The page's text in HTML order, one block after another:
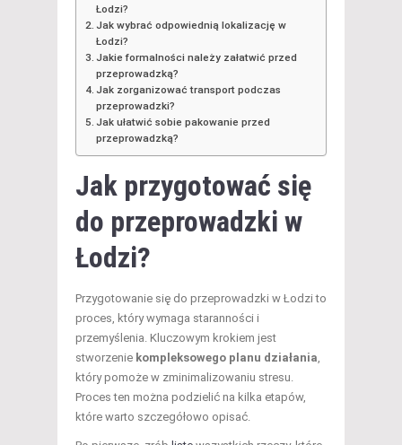
Łodzi?
Jak wybrać odpowiednią lokalizację w
Łodzi?
Jakie formalności należy załatwić przed
przeprowadzką?
Jak zorganizować transport podczas
przeprowadzki?
Jak ułatwić sobie pakowanie przed
przeprowadzką?
Jak przygotować się
do przeprowadzki w
Łodzi?
Przygotowanie się do przeprowadzki w Łodzi to
proces, który wymaga staranności i
przemyślenia. Kluczowym krokiem jest
stworzenie kompleksowego planu działania
który pomoże w zminimalizowaniu stresu.
Proces ten można podzielić na kilka etapów,
które warto szczegółowo opisać.